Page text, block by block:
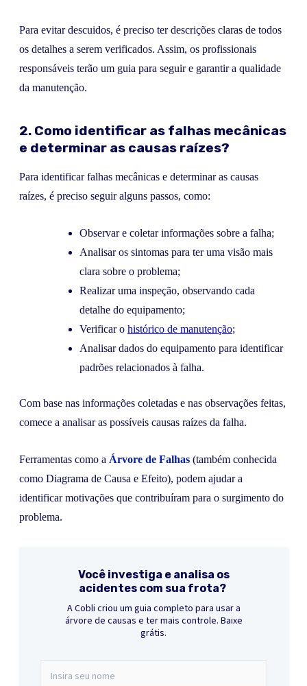
Para evitar descuidos, é preciso ter descrições claras de todos
os detalhes a serem verificados. Assim, os profissionais
responsáveis terão um guia para seguir e garantir a qualidade
da manutenção.
2. Como identificar as falhas mecânicas
e determinar as causas raízes?
Para identificar falhas mecânicas e determinar as causas
raízes, é preciso seguir alguns passos, como:
Observar e coletar informações sobre a falha;
Analisar os sintomas para ter uma visão mais
clara sobre o problema;
Realizar uma inspeção, observando cada
detalhe do equipamento;
Verificar o histórico de manutenção;
Analisar dados do equipamento para identificar
padrões relacionados à falha.
Com base nas informações coletadas e nas observações feitas,
comece a analisar as possíveis causas raízes da falha.
Ferramentas como a Árvore de Falhas (também conhecida
como Diagrama de Causa e Efeito), podem ajudar a
identificar motivações que contribuíram para o surgimento do
problema.
Você investiga e analisa os
acidentes com sua frota?
A Cobli criou um guia completo para usar a
árvore de causas e ter mais controle. Baixe
grátis.